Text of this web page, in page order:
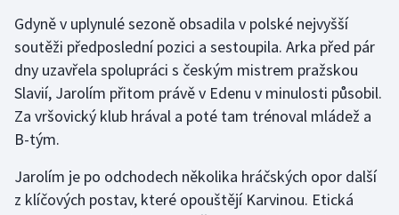
Parasport
Plavání
Plážový volejbal
Rychlobruslení
Gdyně v uplynulé sezoně obsadila v polské nejvyšší
soutěži předposlední pozici a sestoupila. Arka před pár
dny uzavřela spolupráci s českým mistrem pražskou
Slavií, Jarolím přitom právě v Edenu v minulosti působil.
Za vršovický klub hrával a poté tam trénoval mládež a
B-tým.
Jarolím je po odchodech několika hráčských opor další
z klíčových postav, které opouštějí Karvinou. Etická